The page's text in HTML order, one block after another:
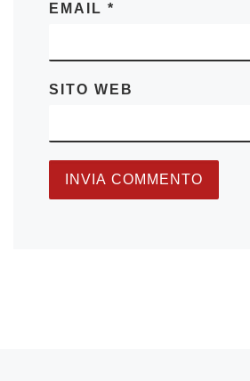
EMAIL *
SITO WEB